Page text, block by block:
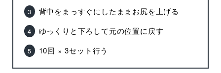
背中をまっすぐにしたままお尻を上げる
ゆっくりと下ろして元の位置に戻す
10回 × 3セット行う